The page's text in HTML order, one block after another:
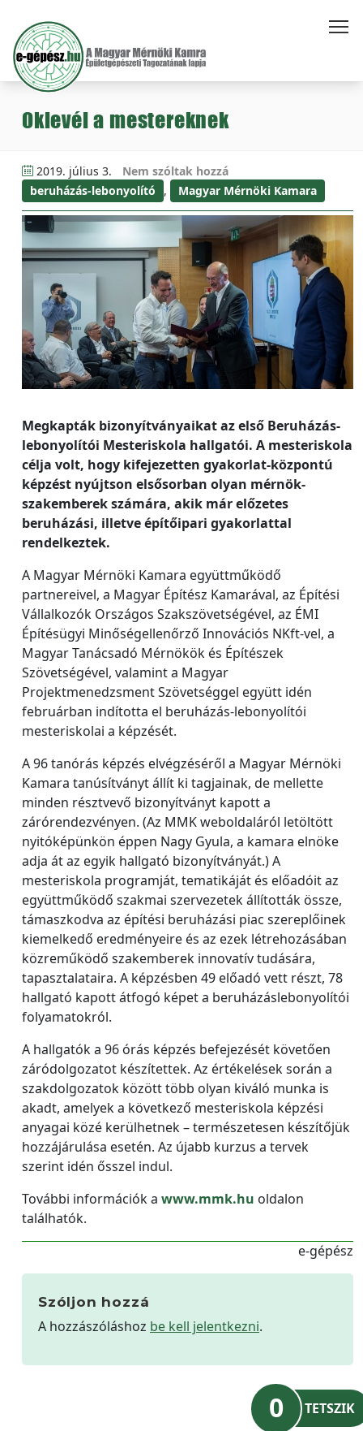
Oklevél a mestereknek
2019. július 3.
Nem szóltak hozzá
beruházás-lebonyolító
, Magyar Mérnöki Kamara
Megkapták bizonyítványaikat az első Beruházás-
lebonyolítói Mesteriskola hallgatói. A mesteriskola
célja volt, hogy kifejezetten gyakorlat-központú
képzést nyújtson elsősorban olyan mérnök-
szakemberek számára, akik már előzetes
beruházási, illetve építőipari gyakorlattal
rendelkeztek.
A Magyar Mérnöki Kamara együttműködő
partnereivel, a Magyar Építész Kamarával, az Építési
Vállalkozók Országos Szakszövetségével, az ÉMI
Építésügyi Minőségellenőrző Innovációs NKft-vel, a
Magyar Tanácsadó Mérnökök és Építészek
Szövetségével, valamint a Magyar
Projektmenedzsment Szövetséggel együtt idén
februárban indította el beruházás-lebonyolítói
mesteriskolai a képzését.
A 96 tanórás képzés elvégzéséről a Magyar Mérnöki
Kamara tanúsítványt állít ki tagjainak, de mellette
minden résztvevő bizonyítványt kapott a
zárórendezvényen. (Az MMK weboldaláról letöltött
nyitóképünkön éppen Nagy Gyula, a kamara elnöke
adja át az egyik hallgató bizonyítványát.) A
mesteriskola programját, tematikáját és előadóit az
együttműködő szakmai szervezetek állították össze,
támaszkodva az építési beruházási piac szereplőinek
kiemelkedő eredményeire és az ezek létrehozásában
közreműködő szakemberek innovatív tudására,
tapasztalataira. A képzésben 49 előadó vett részt, 78
hallgató kapott átfogó képet a beruházáslebonyolítói
folyamatokról.
A hallgatók a 96 órás képzés befejezését követően
záródolgozatot készítettek. Az értékelések során a
szakdolgozatok között több olyan kiváló munka is
akadt, amelyek a következő mesteriskola képzési
anyagai közé kerülhetnek – természetesen készítőjük
hozzájárulása esetén. Az újabb kurzus a tervek
szerint idén ősszel indul.
További információk a www.mmk.hu oldalon
találhatók.
e-gépész
Szóljon hozzá
A hozzászóláshoz be kell jelentkezni.
0 TETSZIK